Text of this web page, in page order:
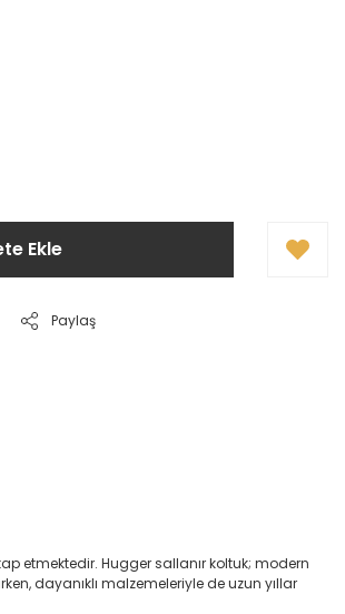
Ekle
Paylaş
etmektedir. Hugger sallanır koltuk; modern
dayanıklı malzemeleriyle de uzun yıllar